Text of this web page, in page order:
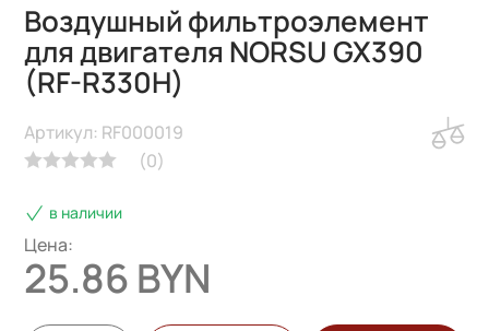
Воздушный фильтроэлемент
для двигателя NORSU GX390
(RF-R330H)
(0)
Артикул: RF000019
в наличии
Цена:
25.86 BYN